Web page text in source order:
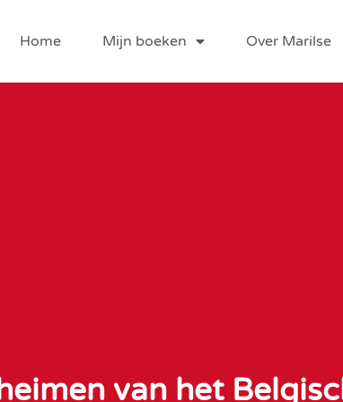
Home Mijn boeken Over Marilse
van het